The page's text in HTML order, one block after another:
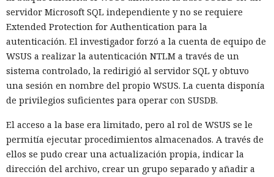
servidor Microsoft SQL independiente y no se requiere
Extended Protection for Authentication para la
autenticación. El investigador forzó a la cuenta de equipo de
WSUS a realizar la autenticación NTLM a través de un
sistema controlado, la redirigió al servidor SQL y obtuvo
una sesión en nombre del propio WSUS. La cuenta disponía
de privilegios suficientes para operar con SUSDB.
El acceso a la base era limitado, pero al rol de WSUS se le
permitía ejecutar procedimientos almacenados. A través de
ellos se pudo crear una actualización propia, indicar la
dirección del archivo, crear un grupo separado y añadir a